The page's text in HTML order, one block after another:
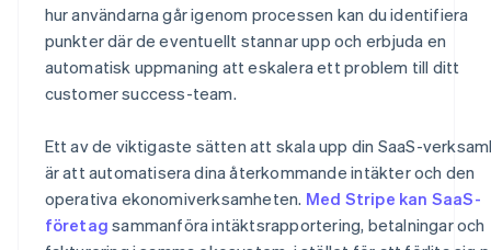
hur användarna går igenom processen kan du identifiera
punkter där de eventuellt stannar upp och erbjuda en
automatisk uppmaning att eskalera ett problem till ditt
customer success-team.
Ett av de viktigaste sätten att skala upp din SaaS-
är att automatisera dina återkommande intäkter och den
operativa ekonomiverksamheten. Med Stripe kan SaaS-
företag sammanföra intäktsrapportering, betalningar och